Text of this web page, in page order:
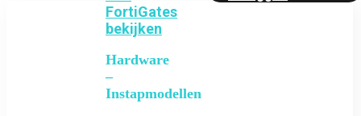
FortiGates
bekijken
Hardware
–
Instapmodellen